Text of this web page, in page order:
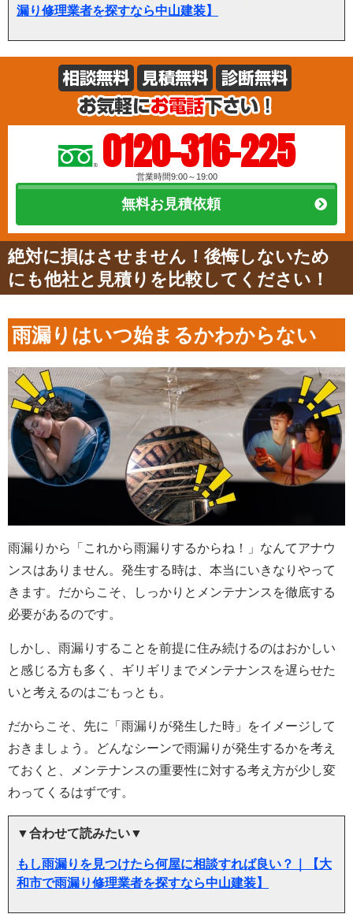
漏り修理業者を探すなら中山建装】
0120-316-225
営業時間9:00～19:00
無料お見積依頼
絶対に損はさせません！後悔しないため
にも他社と見積りを比較してください！
雨漏りはいつ始まるかわからない
雨漏りから「これから雨漏りするからね！」なんてアナウ
ンスはありません。発生する時は、本当にいきなりやって
きます。だからこそ、しっかりとメンテナンスを徹底する
必要があるのです。
しかし、雨漏りすることを前提に住み続けるのはおかしい
と感じる方も多く、ギリギリまでメンテナンスを遅らせた
いと考えるのはごもっとも。
だからこそ、先に「雨漏りが発生した時」をイメージして
おきましょう。どんなシーンで雨漏りが発生するかを考え
ておくと、メンテナンスの重要性に対する考え方が少し変
わってくるはずです。
▼合わせて読みたい▼
もし雨漏りを見つけたら何屋に相談すれば良い？｜【大
和市で雨漏り修理業者を探すなら中山建装】